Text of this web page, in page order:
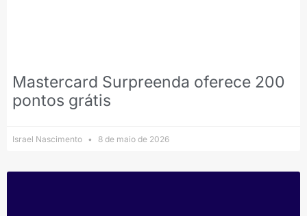
Mastercard Surpreenda oferece 200
pontos grátis
Israel Nascimento 8 de maio de 2026